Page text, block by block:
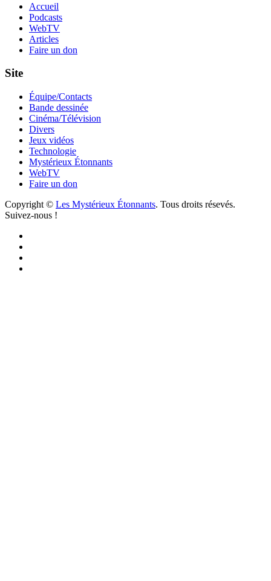
Accueil
Podcasts
WebTV
Articles
Faire un don
Site
Équipe/Contacts
Bande dessinée
Cinéma/Télévision
Divers
Jeux vidéos
Technologie
Mystérieux Étonnants
WebTV
Faire un don
Copyright © Les Mystérieux Étonnants. Tous droits résevés.
Suivez-nous !